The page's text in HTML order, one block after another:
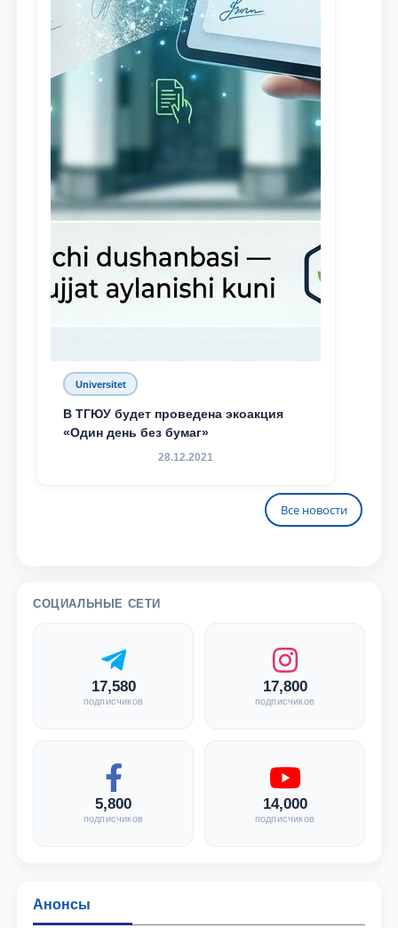
Universitet
В ТГЮУ будет проведена экоакция
«Один день без бумаг»
28.12.2021
Все новости
СОЦИАЛЬНЫЕ СЕТИ
17,580
подписчиков
17,800
подписчиков
5,800
подписчиков
14,000
подписчиков
Анонсы